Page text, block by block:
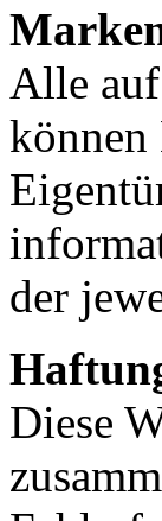
Alle auf
können
der
Diese